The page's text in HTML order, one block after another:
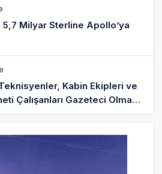
5,7 Milyar Sterline Apollo’ya
Kabin Ekipleri ve
Çalışanları Gazeteci Olmaya
Dubai’ye iki FAM Trip